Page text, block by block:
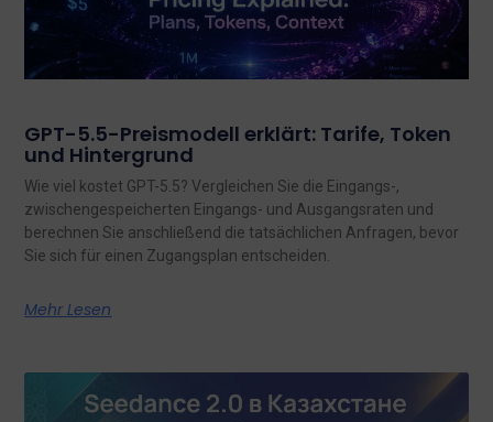
GPT-5.5-Preismodell erklärt: Tarife, Token
und Hintergrund
Wie viel kostet GPT-5.5? Vergleichen Sie die Eingangs-,
zwischengespeicherten Eingangs- und Ausgangsraten und
berechnen Sie anschließend die tatsächlichen Anfragen, bevor
Sie sich für einen Zugangsplan entscheiden.
Mehr Lesen